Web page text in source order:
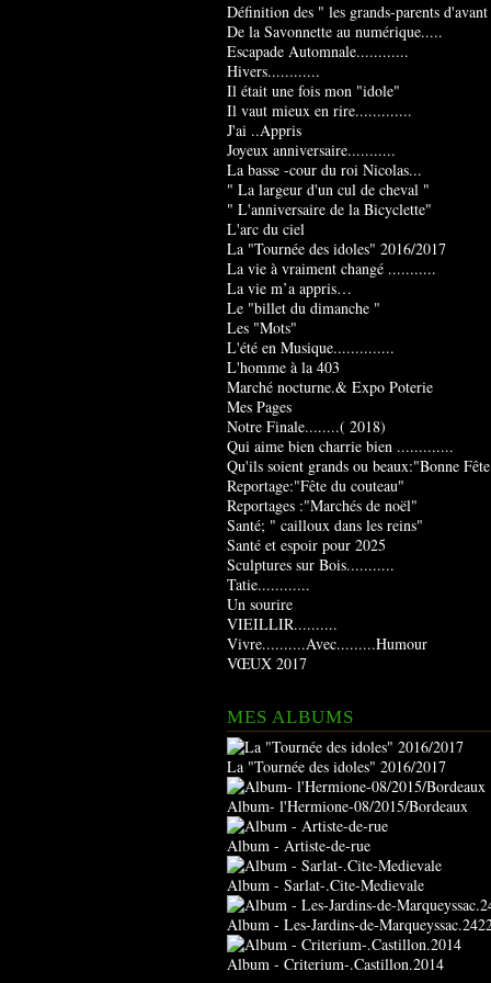
Définition des " les grands-parents
De la Savonnette au numérique.....
Escapade Automnale............
Hivers............
Il était une fois mon "idole"
Il vaut mieux en rire.............
J'ai ..Appris
Joyeux anniversaire...........
La basse -cour du roi Nicolas...
" La largeur d'un cul de cheval "
" L'anniversaire de la Bicyclette"
L'arc du ciel
La "Tournée des idoles" 2016/2017
La vie à vraiment changé ...........
La vie m’a appris…
Le "billet du dimanche "
Les "Mots"
L'été en Musique..............
L'homme à la 403
Marché nocturne.& Expo Poterie
Mes Pages
Notre Finale........( 2018)
Qui aime bien charrie bien .............
Qu'ils soient grands ou beaux:"Bonne
Reportage:"Fête du couteau"
Reportages :"Marchés de noël"
Santé; " cailloux dans les reins"
Santé et espoir pour 2025
Sculptures sur Bois...........
Tatie............
Un sourire
VIEILLIR..........
Vivre..........Avec.........Humour
VŒUX 2017
MES ALBUMS
La "Tournée des idoles" 2016/2017
Album- l'Hermione-08/2015/Bordeaux
Album - Artiste-de-rue
Album - Sarlat-.Cite-Medievale
Album - Les-Jardins-de-
Album - Criterium-.Castillon.2014